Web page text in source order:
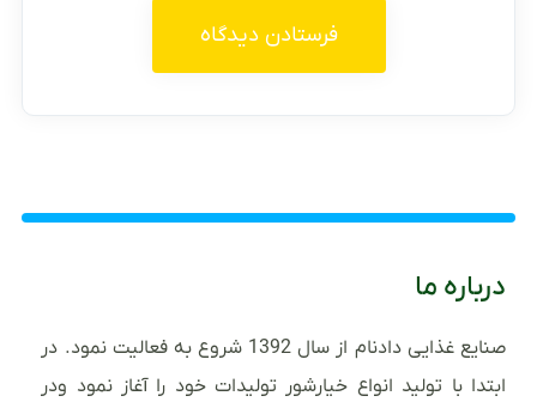
درباره ما
صنایع غذایی دادنام از سال 1392 شروع به فعالیت نمود. در
ابتدا با تولید انواع خیارشور تولیدات خود را آغاز نمود ودر